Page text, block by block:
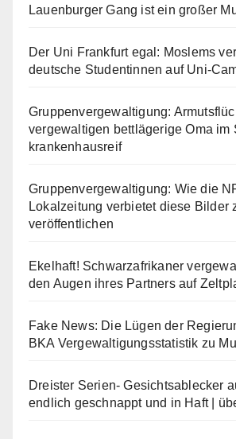
Lauenburger Gang ist ein großer
Der Uni Frankfurt egal: Moslems
deutsche Studentinnen auf Uni-
Gruppenvergewaltigung:
vergewaltigen bettlägerige Oma im
krankenhausreif
Gruppenvergewaltigung: Wie die
Lokalzeitung verbietet diese Bilder
veröffentlichen
Ekelhaft! Schwarzafrikaner
den Augen ihres Partners auf
Fake News: Die Lügen der
BKA Vergewaltigungsstatistik zu
Dreister Serien- Gesichtsablecker
endlich geschnappt und in Haft |